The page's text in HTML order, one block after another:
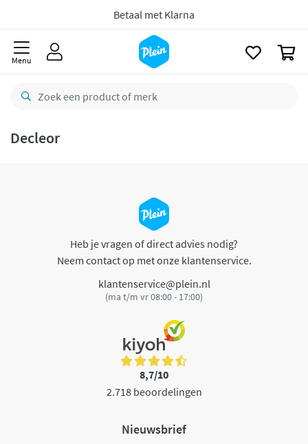
Betaal met Klarna
Menu
Decleor
Heb je vragen of direct advies nodig?
Neem contact op met onze klantenservice.
klantenservice@plein.nl
(ma t/m vr 08:00 - 17:00)
8,7/10
2.718 beoordelingen
Nieuwsbrief